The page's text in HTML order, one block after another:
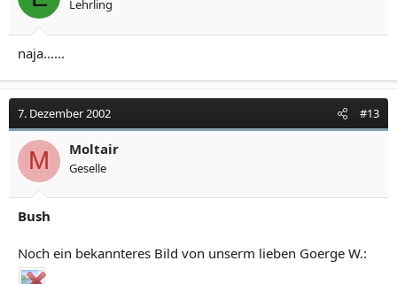
Lehrling
naja......
7. Dezember 2002 #13
M Moltair
Geselle
Bush
Noch ein bekannteres Bild von unserm lieben Goerge W.: